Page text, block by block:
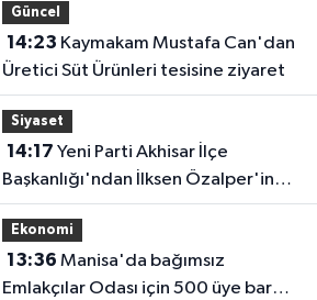
Güncel
14:23
Üretici Süt Ürünleri tesisine ziyaret
Siyaset
14:17
Başkanlığı'ndan İlksen Özalper'in
gözaltına alınmasına tepki
Ekonomi
13:36
Emlakçılar Odası için 500 üye barajı